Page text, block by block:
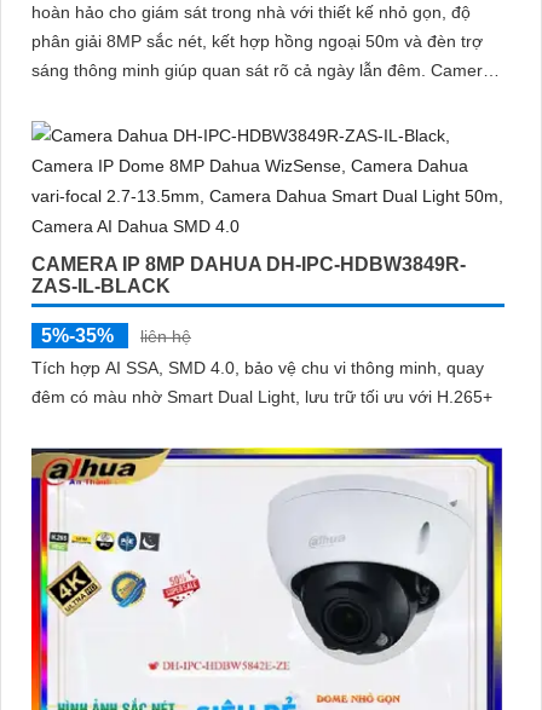
hoàn hảo cho giám sát trong nhà với thiết kế nhỏ gọn, độ
phân giải 8MP sắc nét, kết hợp hồng ngoại 50m và đèn trợ
sáng thông minh giúp quan sát rõ cả ngày lẫn đêm. Camera
công nghệ phân biệt người và phương tiện, nâng cao độ
chính xác trong cảnh báo, hỗ trợ POE tiện lợi
CAMERA IP 8MP DAHUA DH-IPC-HDBW3849R-
ZAS-IL-BLACK
5%-35%
liên hệ
Tích hợp AI SSA, SMD 4.0, bảo vệ chu vi thông minh, quay
đêm có màu nhờ Smart Dual Light, lưu trữ tối ưu với H.265+